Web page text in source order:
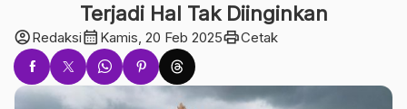
Terjadi Hal Tak Diinginkan
account_circleRedaksicalendar_month Kamis, 20 Feb 2025printCetak